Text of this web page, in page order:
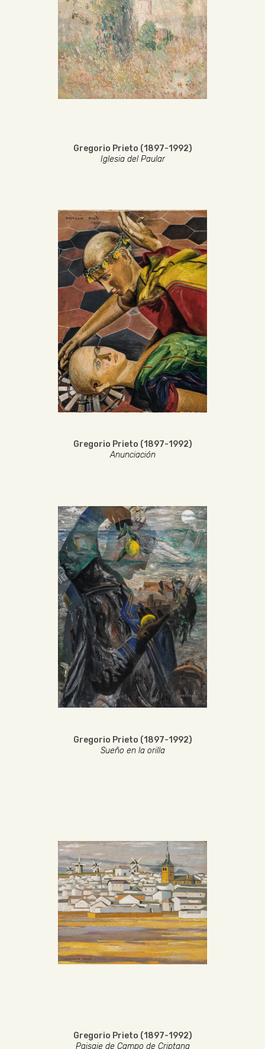
Gregorio Prieto (1897-1992)
Iglesia del Paular
Gregorio Prieto (1897-1992)
Anunciación
Gregorio Prieto (1897-1992)
Sueño en la orilla
Gregorio Prieto (1897-1992)
Paisaje de Campo de Criptana